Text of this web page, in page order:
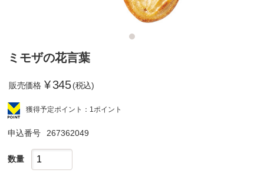
ミモザの花言葉
販売価格 ¥345 (税込)
獲得予定ポイント：1ポイント
申込番号 267362049
数量